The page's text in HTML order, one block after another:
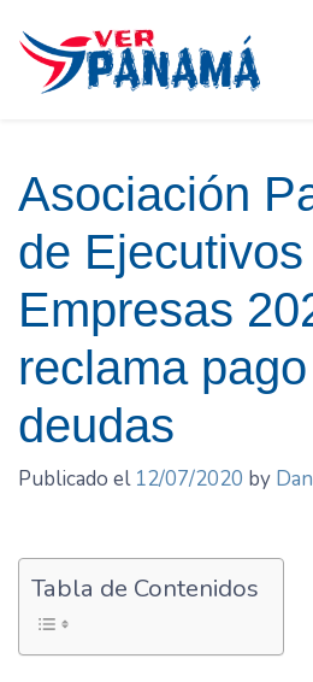
contenido
Asociación
de
Empresas
reclama
deudas
Publicado el 12/07/2020 by
Tabla de Contenidos